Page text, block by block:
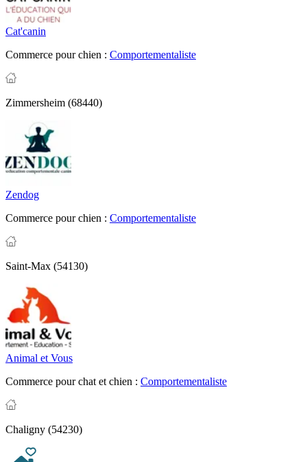
Cat'canin
Commerce pour chien : Comportementaliste
Zimmersheim (68440)
Zendog
Commerce pour chien : Comportementaliste
Saint-Max (54130)
Animal et Vous
Commerce pour chat et chien : Comportementaliste
Chaligny (54230)